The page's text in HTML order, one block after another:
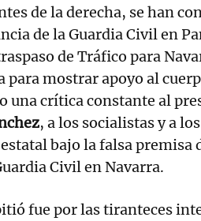
de la derecha, se han
de la Guardia Civil en
de Tráfico para
para mostrar apoyo al
una crítica constante al
, a los socialistas y a
bajo la falsa premisa
Civil en Navarra.
fue por las tiranteces